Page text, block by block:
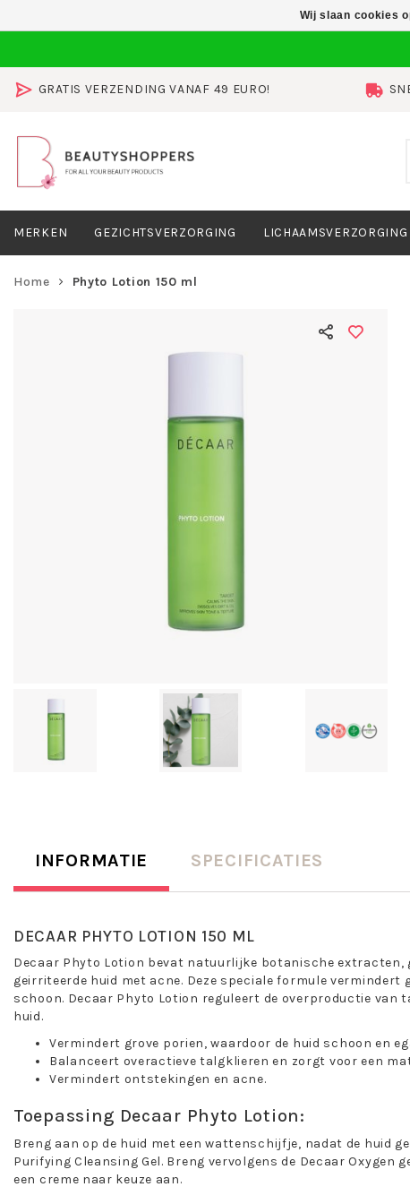
GRATIS VERZENDING VANAF 49 EURO!
MERKEN GEZICHTSVERZORGING LICHAAMSVERZORGING
Home Phyto Lotion 150 ml
INFORMATIE SPECIFICATIES
DECAAR PHYTO LOTION 150 ML
Decaar Phyto Lotion bevat natuurlijke botanische extracten,
geirriteerde huid met acne. Deze speciale formule vermindert
schoon. Decaar Phyto Lotion reguleert de overproductie van
huid.
Vermindert grove porien, waardoor de huid schoon en
Balanceert overactieve talgklieren en zorgt voor een
Vermindert ontstekingen en acne.
Toepassing Decaar Phyto Lotion:
Breng aan op de huid met een wattenschijfje, nadat de huid
Purifying Cleansing Gel. Breng vervolgens de Decaar Oxygen
een creme naar keuze aan.
Wij slaan cookies